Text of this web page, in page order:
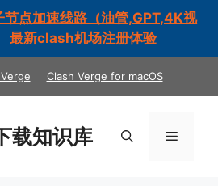
点加速线路（油管,GPT,4K视
最新clash机场注册体验
Clash Verge for macOS
载知识库 菜